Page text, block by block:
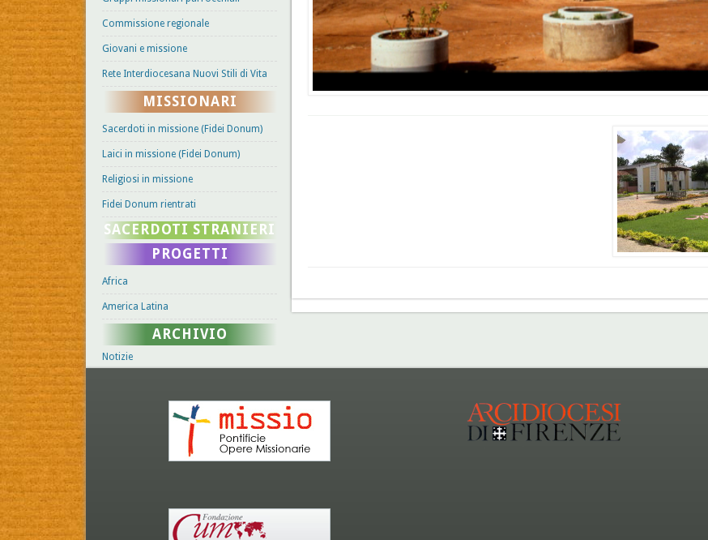
Commissione regionale
Giovani e missione
Rete Interdiocesana Nuovi Stili di Vita
MISSIONARI
Sacerdoti in missione (Fidei Donum)
Laici in missione (Fidei Donum)
Religiosi in missione
Fidei Donum rientrati
SACERDOTI STRANIERI
PROGETTI
Africa
America Latina
ARCHIVIO
Notizie